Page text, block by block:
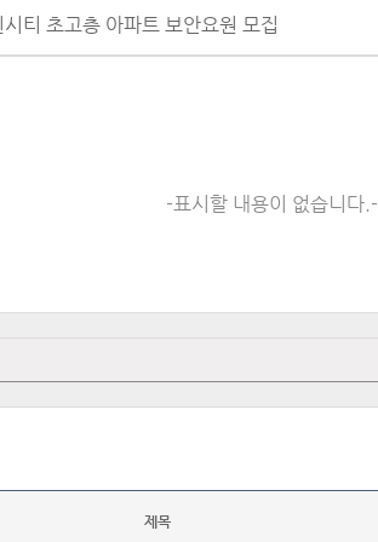
티 초고층 아파트 보안요원 모집
-표시할 내용이 없습니다.-
제목